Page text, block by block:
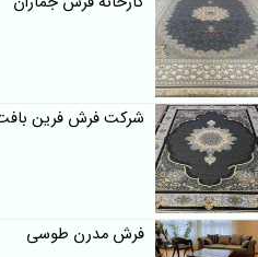
شرکت فرش فرین بافت
فرش مدرن طوسی